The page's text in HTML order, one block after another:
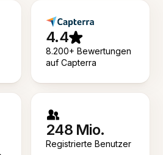
4.4
8.200+ Bewertungen
auf Capterra
248 Mio.
Registrierte Benutzer